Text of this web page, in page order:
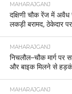
MAHARAJGANJ
दक्षिणी चौक रेंज में अवैध
लकड़ी बरामद, ठेकेदार
MAHARAJGANJ
निचलौल–चौक मार्ग पर
और बाइक मिलने से
MAHARAJGANJ